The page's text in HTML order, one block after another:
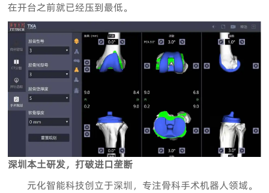
在开台之前就已经压到最低。
深圳本土研发，打破进口垄断
元化智能科技创立于深圳，专注骨科手术机器人领域。